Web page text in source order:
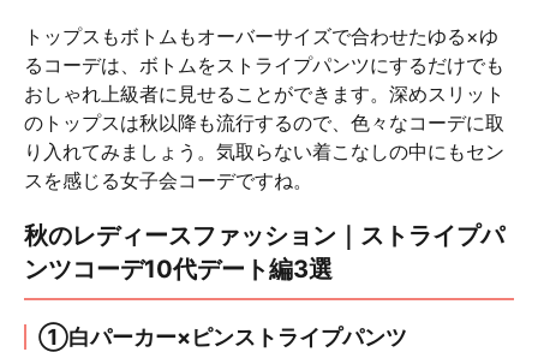
トップスもボトムもオーバーサイズで合わせたゆる×ゆ
るコーデは、ボトムをストライプパンツにするだけでも
おしゃれ上級者に見せることができます。深めスリット
のトップスは秋以降も流行するので、色々なコーデに取
り入れてみましょう。気取らない着こなしの中にもセン
スを感じる女子会コーデですね。
秋のレディースファッション｜ストライプパ
ンツコーデ10代デート編3選
①白パーカー×ピンストライプパンツ